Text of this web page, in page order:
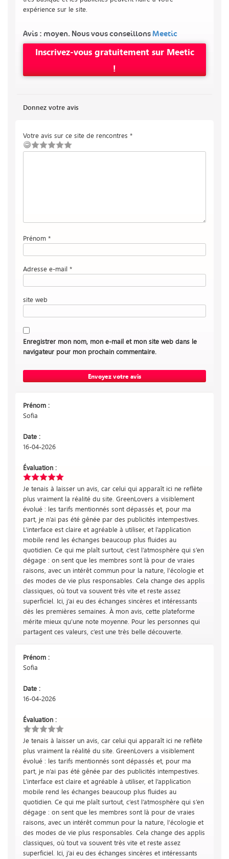
expérience sur le site.
Avis : moyen. Nous vous conseillons Meetic
Inscrivez-vous gratuitement sur Meetic
!
Donnez votre avis
Votre avis sur ce site de rencontres *
Prénom *
Adresse e-mail *
site web
Enregistrer mon nom, mon e-mail et mon site web dans le
navigateur pour mon prochain commentaire.
Prénom :
Sofia
Date :
16-04-2026
Évaluation :
Je tenais à laisser un avis, car celui qui apparaît ici ne reflète
plus vraiment la réalité du site. GreenLovers a visiblement
évolué : les tarifs mentionnés sont dépassés et, pour ma
part, je n’ai pas été gênée par des publicités intempestives.
L’interface est claire et agréable à utiliser, et l’application
mobile rend les échanges beaucoup plus fluides au
quotidien. Ce qui me plaît surtout, c’est l’atmosphère qui s’en
dégage : on sent que les membres sont là pour de vraies
raisons, avec un intérêt commun pour la nature, l’écologie et
des modes de vie plus responsables. Cela change des applis
classiques, où tout va souvent très vite et reste assez
superficiel. Ici, j’ai eu des échanges sincères et intéressants
dès les premières semaines. À mon avis, cette plateforme
mérite mieux qu’une note moyenne. Pour les personnes qui
partagent ces valeurs, c’est une très belle découverte.
Prénom :
Sofia
Date :
16-04-2026
Évaluation :
Je tenais à laisser un avis, car celui qui apparaît ici ne reflète
plus vraiment la réalité du site. GreenLovers a visiblement
évolué : les tarifs mentionnés sont dépassés et, pour ma
part, je n’ai pas été gênée par des publicités intempestives.
L’interface est claire et agréable à utiliser, et l’application
mobile rend les échanges beaucoup plus fluides au
quotidien. Ce qui me plaît surtout, c’est l’atmosphère qui s’en
dégage : on sent que les membres sont là pour de vraies
raisons, avec un intérêt commun pour la nature, l’écologie et
des modes de vie plus responsables. Cela change des applis
classiques, où tout va souvent très vite et reste assez
superficiel. Ici, j’ai eu des échanges sincères et intéressants